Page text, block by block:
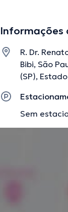
Lacerda fez
especialização
Português são
A descrição foi
informações
Informações
R. Dr.
Bibi, São
(SP),
Sem